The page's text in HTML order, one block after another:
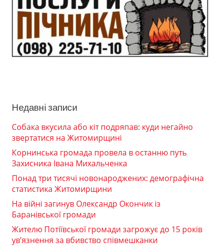
Недавні записи
Собака вкусила або кіт подряпав: куди негайно
звертатися на Житомирщині
Корнинська громада провела в останню путь
Захисника Івана Михальченка
Понад три тисячі новонароджених: демографічна
статистика Житомирщини
На війні загинув Олександр Окончик із
Баранівської громади
Жителю Потіївської громади загрожує до 15 років
ув’язнення за вбивство співмешканки